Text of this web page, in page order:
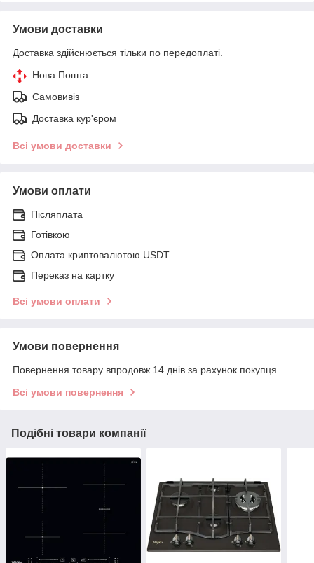
Умови доставки
Доставка здійснюється тільки по передоплаті.
Нова Пошта
Самовивіз
Доставка кур'єром
Всі умови доставки
Умови оплати
Післяплата
Готівкою
Оплата криптовалютою USDT
Переказ на картку
Всі умови оплати
Умови повернення
Повернення товару впродовж 14 днів за рахунок покупця
Всі умови повернення
Подібні товари компанії